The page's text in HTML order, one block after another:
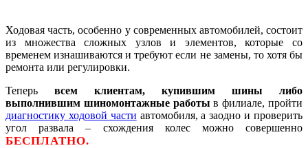
Ходовая часть, особенно у современных автомобилей, состоит
из множества сложных узлов и элементов, которые со
временем изнашиваются и требуют если не замены, то хотя бы
ремонта или регулировки.
Теперь всем клиентам, купившим шины либо
выполнившим шиномонтажные работы в филиале, пройти
диагностику ходовой части автомобиля, а заодно и проверить
угол развала – схождения колес можно совершенно
БЕСПЛАТНО.